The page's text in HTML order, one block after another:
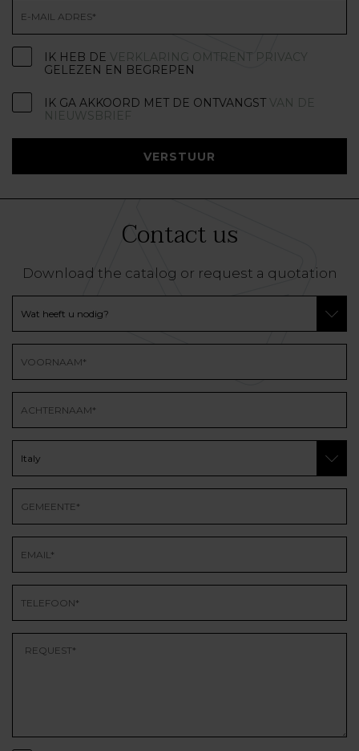
IK HEB DE VERKLARING OMTRENT PRIVACY
GELEZEN EN BEGREPEN
IK GA AKKOORD MET DE ONTVANGST VAN DE
NIEUWSBRIEF
VERSTUUR
Contact us
Download the catalog or request a quotation